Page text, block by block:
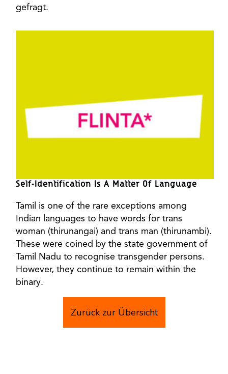
gefragt.
Self-Identification Is A Matter Of Language
Tamil is one of the rare exceptions among
Indian languages to have words for trans
woman (thirunangai) and trans man (thirunambi).
These were coined by the state government of
Tamil Nadu to recognise transgender persons.
However, they continue to remain within the
binary.
Zurück zur Übersicht